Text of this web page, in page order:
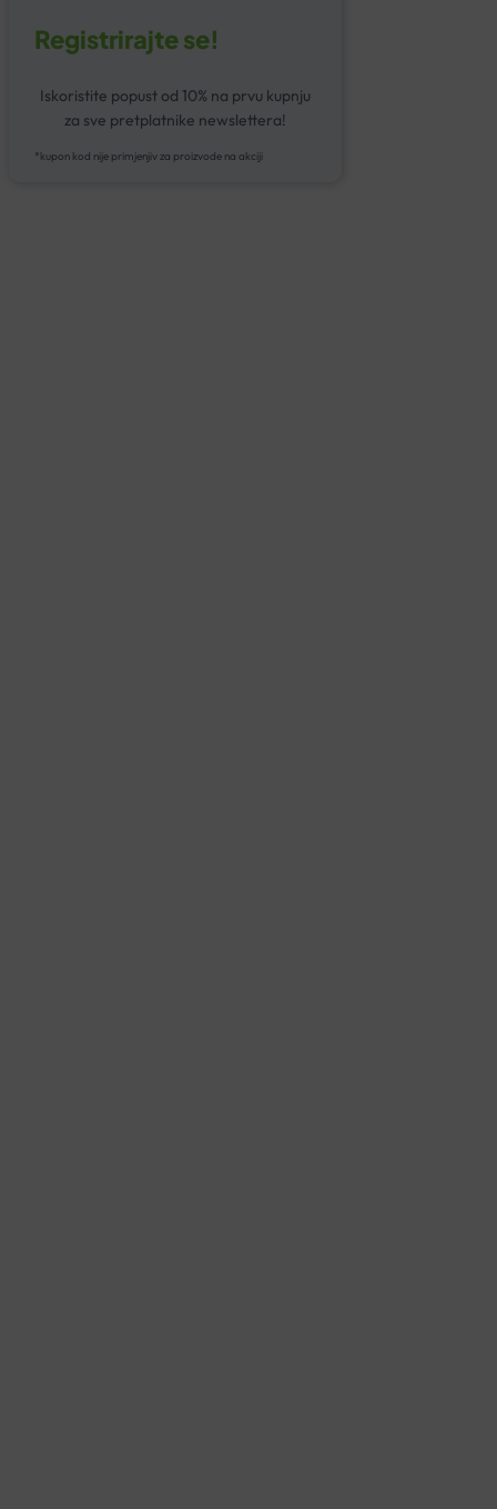
Registrirajte se!
Iskoristite popust od 10% na prvu kupnju
za sve pretplatnike newslettera!
*kupon kod nije primjenjiv za proizvode na akciji